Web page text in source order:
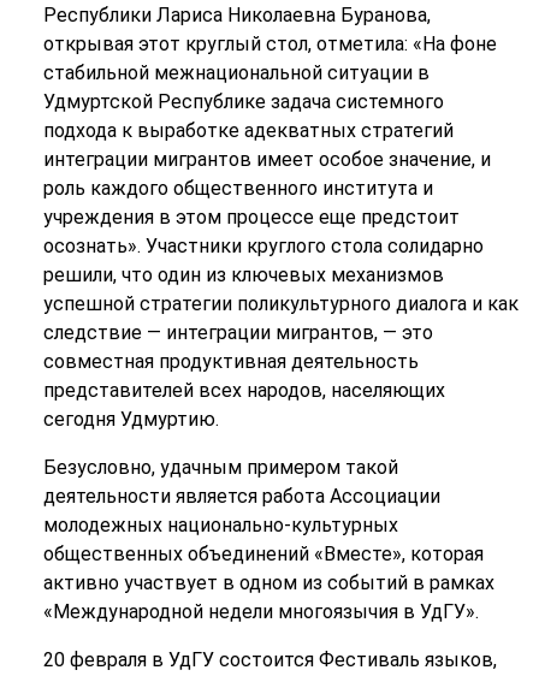
Республики Лариса Николаевна Буранова,
открывая этот круглый стол, отметила: «На фоне
стабильной межнациональной ситуации в
Удмуртской Республике задача системного
подхода к выработке адекватных стратегий
интеграции мигрантов имеет особое значение, и
роль каждого общественного института и
учреждения в этом процессе еще предстоит
осознать». Участники круглого стола солидарно
решили, что один из ключевых механизмов
успешной стратегии поликультурного диалога и как
следствие — интеграции мигрантов, — это
совместная продуктивная деятельность
представителей всех народов, населяющих
сегодня Удмуртию.
Безусловно, удачным примером такой
деятельности является работа Ассоциации
молодежных национально-культурных
общественных объединений «Вместе», которая
активно участвует в одном из событий в рамках
«Международной недели многоязычия в УдГУ».
20 февраля в УдГУ состоится Фестиваль языков,